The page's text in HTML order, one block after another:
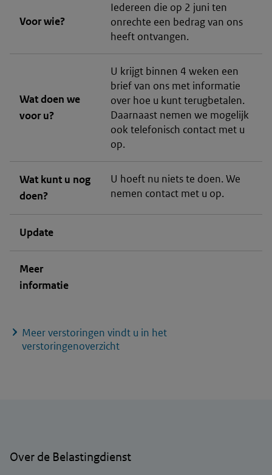
Voor wie?
Iedereen die op 2 juni ten
onrechte een bedrag van ons
heeft ontvangen.
Wat doen we
voor u?
U krijgt binnen 4 weken een
brief van ons met informatie
over hoe u kunt terugbetalen.
Daarnaast nemen we mogelijk
ook telefonisch contact met u
op.
Wat kunt u nog
doen?
U hoeft nu niets te doen. We
nemen contact met u op.
Update
Meer
informatie
Meer verstoringen vindt u in het
verstoringenoverzicht
Over de Belastingdienst